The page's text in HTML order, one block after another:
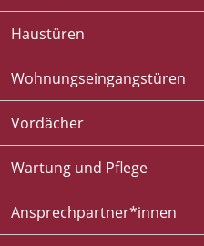
Haustüren
Wohnungseingangstüren
Vordächer
Wartung und Pflege
Ansprechpartner*innen